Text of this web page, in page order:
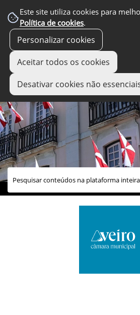
Este site utiliza cookies para
Política de cookies.
Personalizar cookies
Aceitar todos os cookies
Desativar cookies não
links úteis